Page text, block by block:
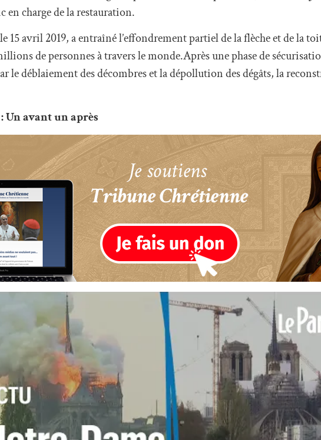
en charge de la restauration.
15 avril 2019, a entraîné l’effondrement partiel de la flèche et de la
de personnes à travers le monde.Après une phase de
le déblaiement des décombres et la dépollution des dégâts, la
Un avant un après